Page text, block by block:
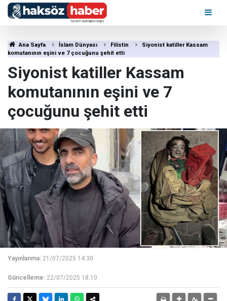
Ana Sayfa İslam Dünyası Filistin
Siyonist katiller Kassam
komutanının eşini ve 7 çocuğunu şehit etti
Siyonist katiller Kassam
komutanının eşini ve 7
çocuğunu şehit etti
Yayınlanma: 21/07/2025 14:30
Güncelleme: 22/07/2025 18:10